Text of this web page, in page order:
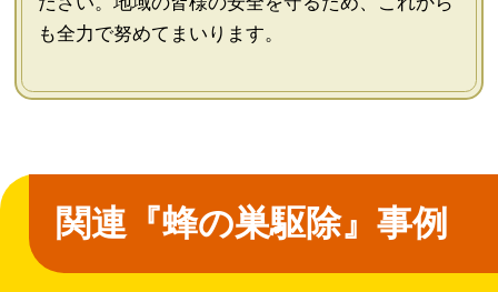
も全力で努めてまいります。
関連『蜂の巣駆除』事例